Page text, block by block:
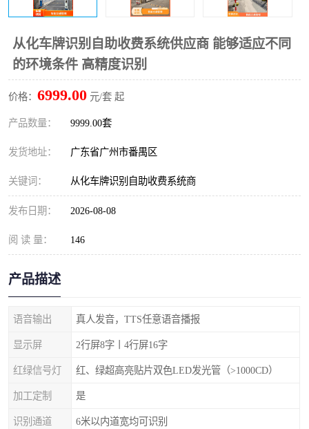
从化车牌识别自助收费系统供应商 能够适应不同
的环境条件 高精度识别
价格： 6999.00 元/套 起
产品数量： 9999.00套
发货地址： 广东省广州市番禺区
关键词： 从化车牌识别自助收费系统商
发布日期： 2026-08-08
阅 读 量： 146
产品描述
语音输出 真人发音，TTS任意语音播报
显示屏 2行屏8字丨4行屏16字
红绿信号灯 红、绿超高亮贴片双色LED发光管（>1000CD）
加工定制 是
识别通道 6米以内道宽均可识别